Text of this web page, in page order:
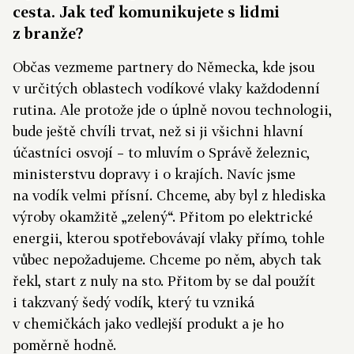
cesta. Jak teď komunikujete s lidmi
z branže?
Občas vezmeme partnery do Německa, kde jsou
v určitých oblastech vodíkové vlaky každodenní
rutina. Ale protože jde o úplně novou technologii,
bude ještě chvíli trvat, než si ji všichni hlavní
účastníci osvojí – to mluvím o Správě železnic,
ministerstvu dopravy i o krajích. Navíc jsme
na vodík velmi přísní. Chceme, aby byl z hlediska
výroby okamžitě „zelený“. Přitom po elektrické
energii, kterou spotřebovávají vlaky přímo, tohle
vůbec nepožadujeme. Chceme po něm, abych tak
řekl, start z nuly na sto. Přitom by se dal použít
i takzvaný šedý vodík, který tu vzniká
v chemičkách jako vedlejší produkt a je ho
poměrně hodně.